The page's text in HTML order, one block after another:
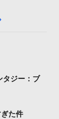
タジー：ブ
た件